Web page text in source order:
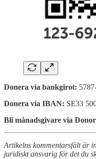
Donera via bankgirot:
Donera via IBAN: SE33
Bli månadsgivare via
Artikelns kommentarsfält är
juridiskt ansvarig för det du